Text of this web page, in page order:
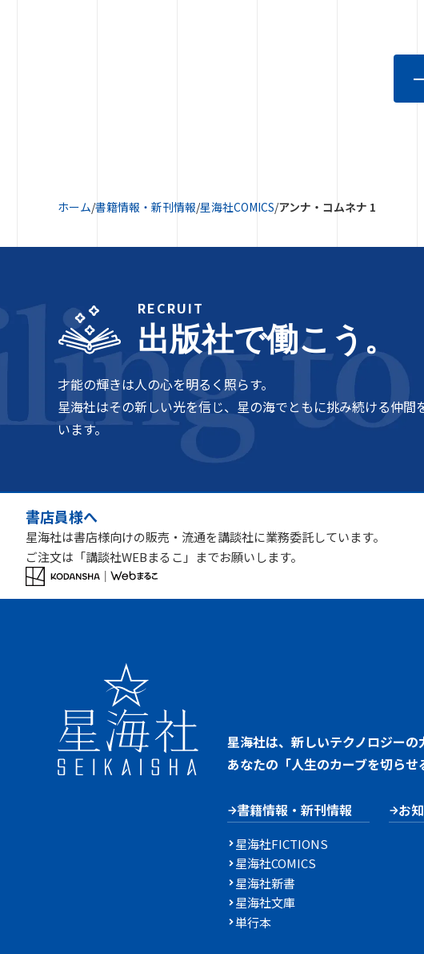
ホーム/書籍情報・新刊情報/星海社COMICS/アンナ・コムネナ 1
RECRUIT
出版社で働こう。
才能の輝きは人の心を明るく照らす。
星海社はその新しい光を信じ、星の海でともに挑み続ける仲間
います。
書店員様へ
星海社は書店様向けの販売・流通を講談社に業務委託しています。
ご注文は「講談社WEBまるこ」までお願いします。
星海社は、新しいテクノロジーの
あなたの「人生のカーブを切らせ
書籍情報・新刊情報
星海社FICTIONS
星海社COMICS
星海社新書
星海社文庫
単行本
お